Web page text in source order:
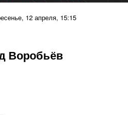
12 апреля, 15:15
Воробьёв